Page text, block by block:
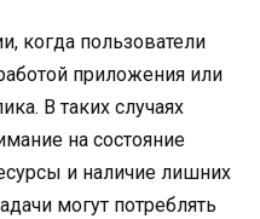
когда пользователи
приложения или
В таких случаях
на состояние
и наличие лишних
могут потреблять